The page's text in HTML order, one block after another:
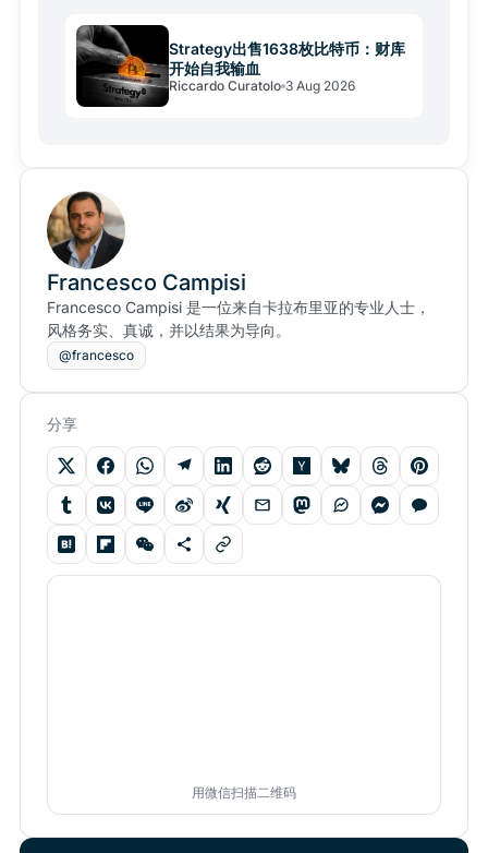
Strategy出售1638枚比特币：财库
开始自我输血
Riccardo Curatolo 3 Aug 2026
Francesco Campisi
Francesco Campisi 是一位来自卡拉布里亚的专业人士，
风格务实、真诚，并以结果为导向。
@francesco
分享
用微信扫描二维码